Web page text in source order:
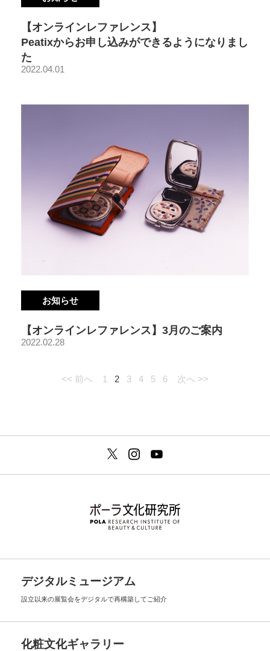
【オンラインレファレンス】
Peatixからお申し込みができるようになりまし
た
2022.04.01
お知らせ
【オンラインレファレンス】3月のご案内
2022.02.28
<< 前へ 1 2 3 4 5 6 次へ >>
デジタルミュージアム
設立以来の展覧会をデジタルで再構築してご紹介
化粧文化ギャラリー